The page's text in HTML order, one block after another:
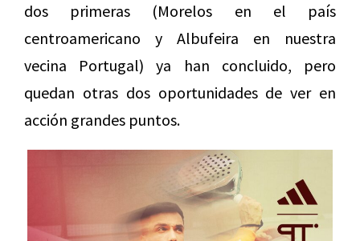
dos primeras (Morelos en el país
centroamericano y Albufeira en nuestra
vecina Portugal) ya han concluido, pero
quedan otras dos oportunidades de ver en
acción grandes puntos.